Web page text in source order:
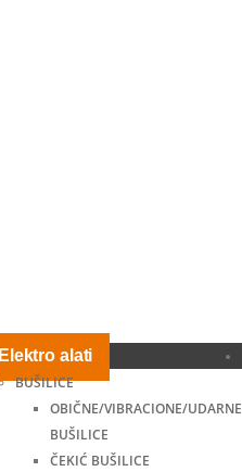
Elektro alati
BUŠILICE
OBIČNE/VIBRACIONE/UDARNE
BUŠILICE
ČEKIĆ BUŠILICE